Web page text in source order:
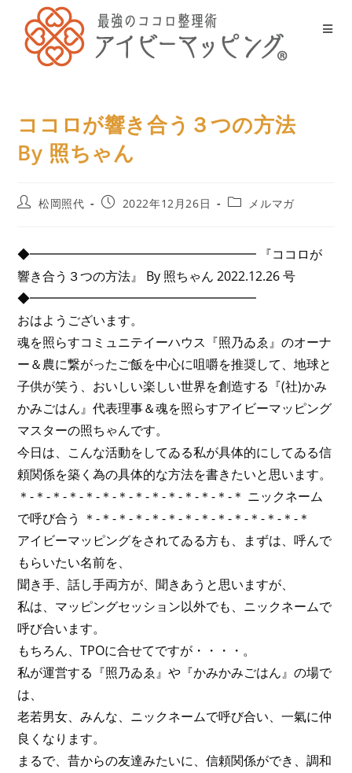
ココロが響き合う３つの方法
By 照ちゃん
松岡照代 2022年12月26日 メルマガ
◆━━━━━━━━━━━━━━━━━━ 『ココロが
響き合う３つの方法』 By 照ちゃん 2022.12.26 号
◆━━━━━━━━━━━━━━━━━━
おはようございます。
魂を照らすコミュニテイーハウス『照乃ゐゑ』のオーナ
ー＆農に繋がったご飯を中心に咀嚼を推奨して、地球と
子供が笑う、おいしい楽しい世界を創造する『(社)かみ
かみごはん』代表理事＆魂を照らすアイビーマッピング
マスターの照ちゃんです。
今日は、こんな活動をしてゐる私が具体的にしてゐる信
頼関係を築く為の具体的な方法を書きたいと思います。
＊-＊-＊-＊-＊-＊-＊-＊-＊-＊-＊-＊-＊-＊ ニックネーム
で呼び合う ＊-＊-＊-＊-＊-＊-＊-＊-＊-＊-＊-＊-＊-＊
アイビーマッピングをされてゐる方も、まずは、呼んで
もらいたい名前を、
聞き手、話し手両方が、聞きあうと思いますが、
私は、マッピングセッション以外でも、ニックネームで
呼び合います。
もちろん、TPOに合せてですが・・・・。
私が運営する『照乃ゐゑ』や『かみかみごはん』の場で
は、
老若男女、みんな、ニックネームで呼び合い、一氣に仲
良くなります。
まるで、昔からの友達みたいに、信頼関係ができ、調和